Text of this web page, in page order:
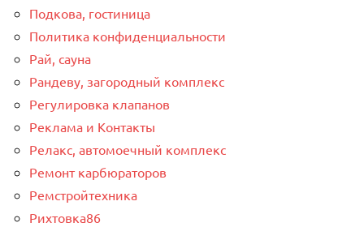
Подкова, гостиница
Политика конфиденциальности
Рай, сауна
Рандеву, загородный комплекс
Регулировка клапанов
Реклама и Контакты
Релакс, автомоечный комплекс
Ремонт карбюраторов
Ремстройтехника
Рихтовка86